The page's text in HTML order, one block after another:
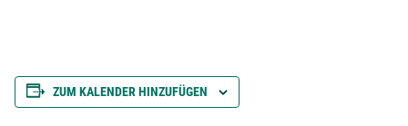
ZUM KALENDER HINZUFÜGEN